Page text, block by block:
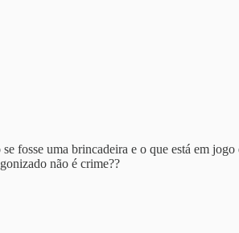
fosse uma brincadeira e o que está em
não é crime??